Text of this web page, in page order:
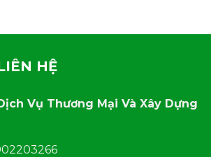
HỆ
Vụ Thương Mại Và Xây Dựng